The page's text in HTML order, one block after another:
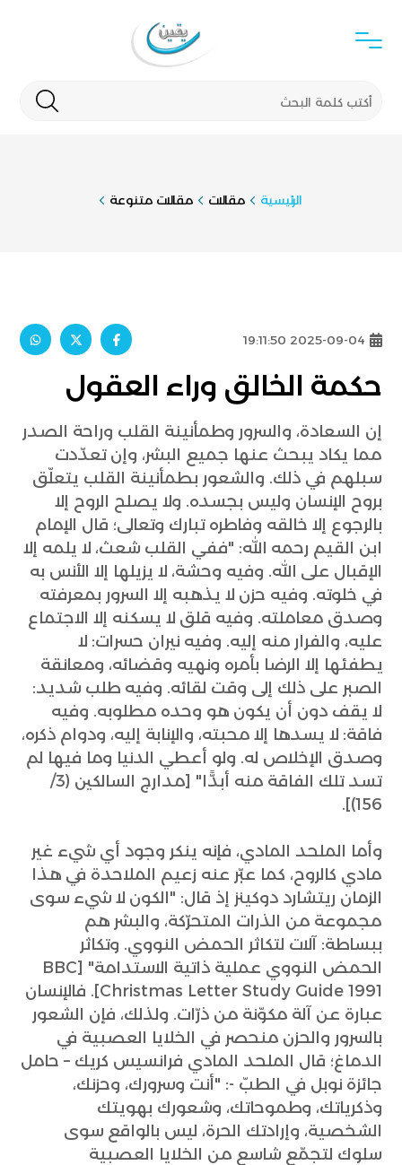
الرئيسية مقالات مقالات متنوعة
2025-09-04 19:11:50
حكمة الخالق وراء العقول
إن السعادة، والسرور وطمأنينة القلب وراحة الصدر
مما يكاد يبحث عنها جميع البشر، وإن تعدّدت
سبلهم في ذلك. والشعور بطمأنينة القلب يتعلّق
بروح الإنسان وليس بجسده. ولا يصلح الروح إلا
بالرجوع إلا خالقه وفاطره تبارك وتعالى؛ قال الإمام
ابن القيم رحمه الله: "ففي القلب شعث، لا يلمه إلا
الإقبال على الله. وفيه وحشة، لا يزيلها إلا الأنس به
في خلوته. وفيه حزن لا يذهبه إلا السرور بمعرفته
وصدق معاملته. وفيه قلق لا يسكنه إلا الاجتماع
عليه، والفرار منه إليه. وفيه نيران حسرات: لا
يطفئها إلا الرضا بأمره ونهيه وقضائه، ومعانقة
الصبر على ذلك إلى وقت لقائه. وفيه طلب شديد:
لا يقف دون أن يكون هو وحده مطلوبه. وفيه
فاقة: لا يسدها إلا محبته، والإنابة إليه، ودوام ذكره،
وصدق الإخلاص له. ولو أعطي الدنيا وما فيها لم
تسد تلك الفاقة منه أبدًّا" [مدارج السالكين (3/
156)].
وأما الملحد المادي، فإنه ينكر وجود أي شيء غير
مادي كالروح، كما عبّر عنه زعيم الملاحدة في هذا
الزمان ريتشارد دوكينز إذ قال: "الكون لا شيء سوى
مجموعة من الذرات المتحرّكة، والبشر هم
ببساطة: آلات لتكاثر الحمض النووي. وتكاثر
الحمض النووي عملية ذاتية الاستدامة" [BBC
Christmas Letter Study Guide 1991]. فالإنسان
عبارة عن آلة مكوّنة من ذرّات. ولذلك، فإن الشعور
بالسرور والحزن منحصر في الخلايا العصبية في
الدماغ؛ قال الملحد المادي فرانسيس كريك – حامل
جائزة نوبل في الطبّ -: "أنت وسرورك، وحزنك،
وذكرياتك، وطموحاتك، وشعورك بهويتك
الشخصية، وإرادتك الحرة، ليس بالواقع سوى
سلوك لتجمّع شاسع من الخلايا العصبية